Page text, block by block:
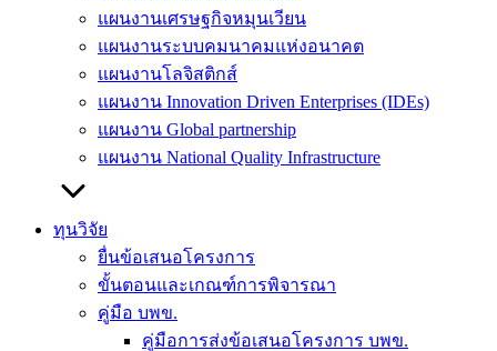
แผนงานเศรษฐกิจหมุนเวียน
แผนงานระบบคมนาคมแห่งอนาคต
แผนงานโลจิสติกส์
แผนงาน Innovation Driven Enterprises (IDEs)
แผนงาน Global partnership
แผนงาน National Quality Infrastructure
ทุนวิจัย
ยื่นข้อเสนอโครงการ
ขั้นตอนและเกณฑ์การพิจารณา
คู่มือ บพข.
คู่มือการส่งข้อเสนอโครงการ บพข.